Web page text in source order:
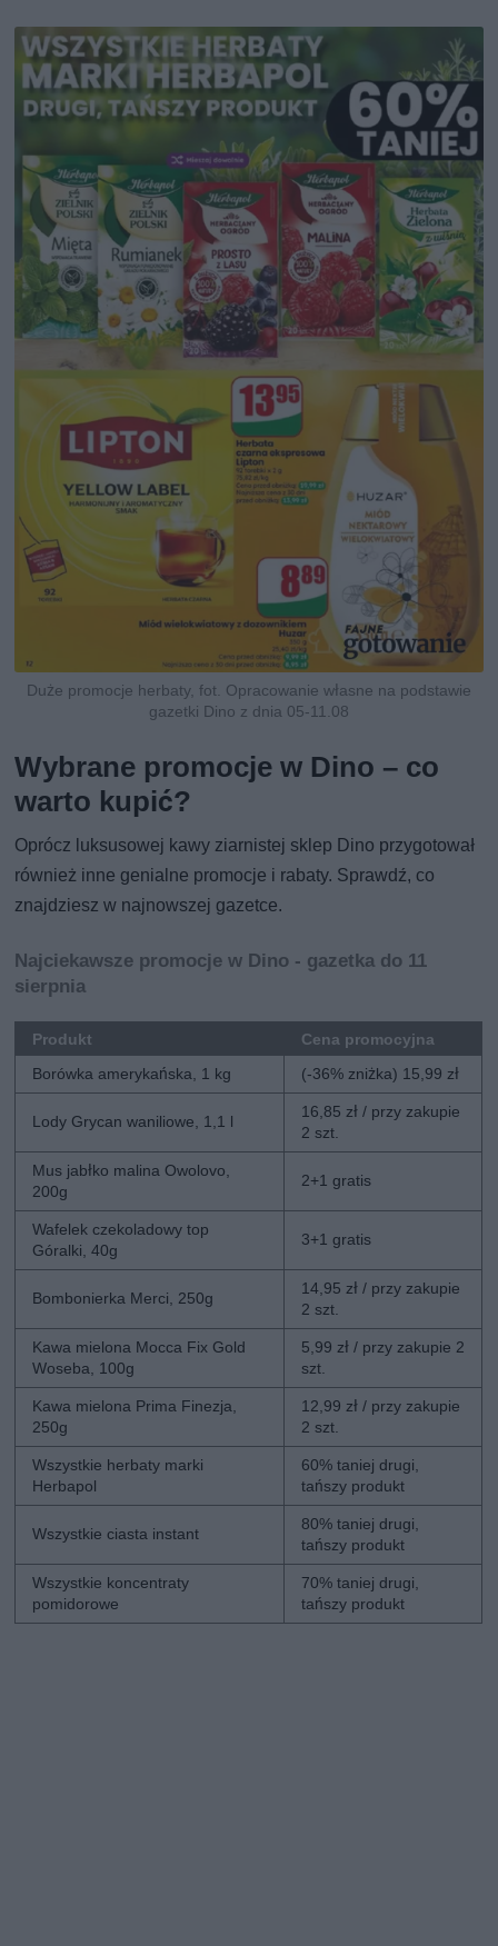
Duże promocje herbaty, fot. Opracowanie własne na podstawie
gazetki Dino z dnia 05-11.08
Wybrane promocje w Dino – co
warto kupić?
Oprócz luksusowej kawy ziarnistej sklep Dino przygotował
również inne genialne promocje i rabaty. Sprawdź, co
znajdziesz w najnowszej gazetce.
Najciekawsze promocje w Dino - gazetka do 11
sierpnia
Produkt
Cena promocyjna
Borówka amerykańska, 1 kg
(-36% zniżka) 15,99 zł
Lody Grycan waniliowe, 1,1 l
16,85 zł / przy zakupie
2 szt.
Mus jabłko malina Owolovo,
200g
2+1 gratis
Wafelek czekoladowy top
Góralki, 40g
3+1 gratis
Bombonierka Merci, 250g
14,95 zł / przy zakupie
2 szt.
Kawa mielona Mocca Fix Gold
Woseba, 100g
5,99 zł / przy zakupie 2
szt.
Kawa mielona Prima Finezja,
250g
12,99 zł / przy zakupie
2 szt.
Wszystkie herbaty marki
Herbapol
60% taniej drugi,
tańszy produkt
Wszystkie ciasta instant
80% taniej drugi,
tańszy produkt
Wszystkie koncentraty
pomidorowe
70% taniej drugi,
tańszy produkt